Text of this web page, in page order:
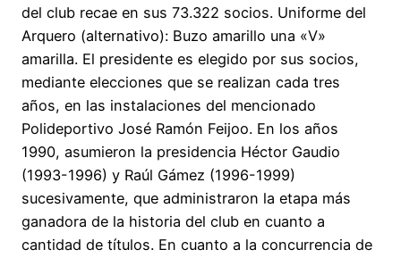
del club recae en sus 73.322 socios. Uniforme del
Arquero (alternativo): Buzo amarillo una «V»
amarilla. El presidente es elegido por sus socios,
mediante elecciones que se realizan cada tres
años, en las instalaciones del mencionado
Polideportivo José Ramón Feijoo. En los años
1990, asumieron la presidencia Héctor Gaudio
(1993-1996) y Raúl Gámez (1996-1999)
sucesivamente, que administraron la etapa más
ganadora de la historia del club en cuanto a
cantidad de títulos. En cuanto a la concurrencia de